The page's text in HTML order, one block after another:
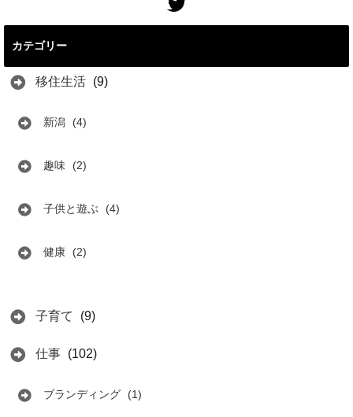
カテゴリー
移住生活 (9)
新潟 (4)
趣味 (2)
子供と遊ぶ (4)
健康 (2)
子育て (9)
仕事 (102)
ブランディング (1)